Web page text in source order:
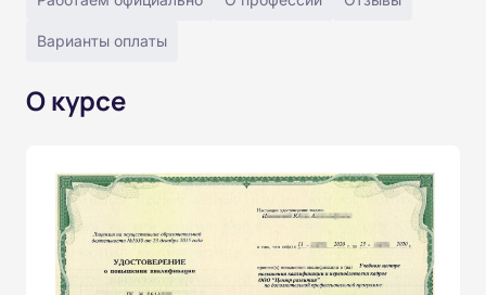
Варианты оплаты
О курсе